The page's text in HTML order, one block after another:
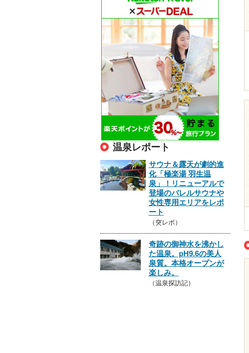
温泉レポート
サウナ＆露天が劇的進
化「極楽湯 羽生温
泉」！リニューアルで
登場のバレルサウナや
女性専用エリアをレポ
ート
（突レポ）
奇跡の御神水を沸かし
た温泉。pH9.6の美人
泉質。本格オープンが
楽しみ。
（温泉探訪記）